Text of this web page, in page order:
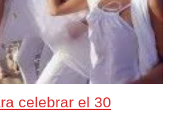
celebrar el 30